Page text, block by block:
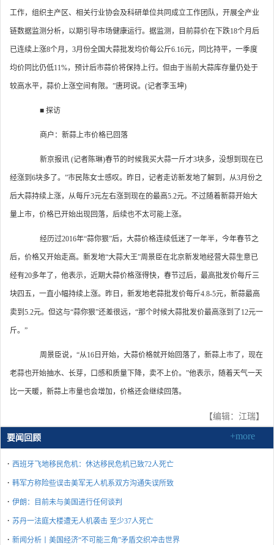
工作，组织主产区、相关行业协会及科研单位共同成立工作团队，开展全产业
链数据监测分析，以期引导市场健康运行。据监测，目前蒜价在下跌18个月后
已连续上涨8个月，3月份全国大蒜批发均价每公斤6.16元，同比持平，一季度
均价同比仍低11%，预计后市蒜价将保持上行。但由于当前大蒜库存量仍处于
较高水平，蒜价上涨空间有限。”唐珂说。(记者李玉坤)
■ 探访
商户：新蒜上市价格已回落
新京报讯 (记者陈琳)春节的时候我买大蒜一斤才3块多，没想到现在已
经涨到6块多了。”市民陈女士感叹。昨日，记者走访新发地了解到，从3月份之
后大蒜持续上涨，从每斤3元左右涨到现在的最高5.2元。不过随着新蒜开始大
量上市，价格已开始出现回落，后续也不太可能上涨。
经历过2016年“蒜你狠”后，大蒜价格连续低迷了一年半，今年春节之
后，价格又开始走高。新发地“大蒜大王”周景臣在北京新发地经营大蒜生意已
经有20多年了，他表示，近期大蒜价格涨得快，春节过后，最高批发价每斤三
块四五，一直小幅持续上涨。昨日，新发地老蒜批发价每斤4.8-5元，新蒜最高
卖到5.2元。但这与“蒜你狠”还差很远，“那个时候大蒜批发价最高涨到了12元一
斤。”
周景臣说，“从16日开始，大蒜价格就开始回落了，新蒜上市了，现在
老蒜也开始抽水、长芽，口感和质量下降，卖不上价。”他表示，随着天气一天
比一天暖，新蒜上市量也会增加，价格还会继续回落。
【编辑：江瑞】
要闻回顾 +more
· 西班牙飞地移民危机：休达移民危机已致72人死亡
· 韩军方称险些误击美军无人机系双方沟通失误所致
· 伊朗：目前未与美国进行任何谈判
· 苏丹一法庭大楼遭无人机袭击 至少37人死亡
· 新闻分析丨美国经济“不可能三角”矛盾交织冲击世界